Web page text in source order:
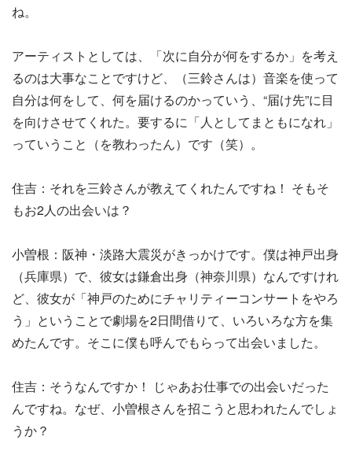
ね。
アーティストとしては、「次に自分が何をするか」を考え
るのは大事なことですけど、（三鈴さんは）音楽を使って
自分は何をして、何を届けるのかっていう、“届け先”に目
を向けさせてくれた。要するに「人としてまともになれ」
っていうこと（を教わったん）です（笑）。
住吉：それを三鈴さんが教えてくれたんですね！ そもそ
もお2人の出会いは？
小曽根：阪神・淡路大震災がきっかけです。僕は神戸出身
（兵庫県）で、彼女は鎌倉出身（神奈川県）なんですけれ
ど、彼女が「神戸のためにチャリティーコンサートをやろ
う」ということで劇場を2日間借りて、いろいろな方を集
めたんです。そこに僕も呼んでもらって出会いました。
住吉：そうなんですか！ じゃあお仕事での出会いだった
んですね。なぜ、小曽根さんを招こうと思われたんでしょ
うか？